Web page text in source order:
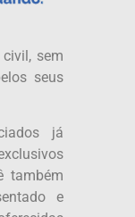
sem
seus
já
também
e